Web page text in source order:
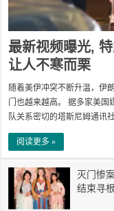
最新视频曝光,
让人不寒而栗
随着美伊冲突不断升温，伊
门也越来越高。 据多家美国
队关系密切的塔斯尼姆通讯
阅读更多 »
灭门惨
结束寻